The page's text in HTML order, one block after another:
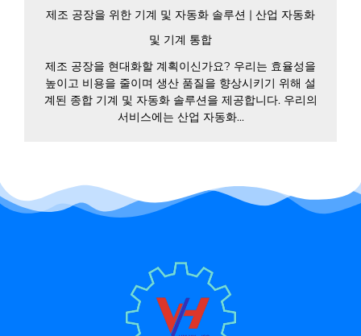
제조 공장을 위한 기계 및 자동화 솔루션 | 산업 자동화
및 기계 통합
제조 공장을 현대화할 계획이신가요? 우리는 효율성을
높이고 비용을 줄이며 생산 품질을 향상시키기 위해 설
계된 종합 기계 및 자동화 솔루션을 제공합니다. 우리의
서비스에는 산업 자동화...